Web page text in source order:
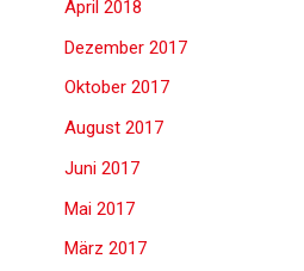
April 2018
Dezember 2017
Oktober 2017
August 2017
Juni 2017
Mai 2017
März 2017